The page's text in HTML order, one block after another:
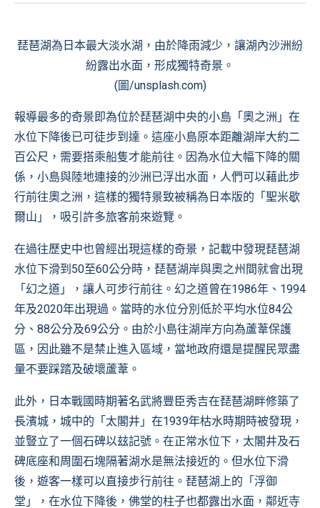
琵琶湖為日本最大淡水湖，由於降雨減少，讓湖內沙洲紛
紛露出水面，形成獨特奇景。
(圖/unsplash.com)
報導最多的奇景即為位於琵琶湖中央的小島「奧之洲」在
水位下降後已可徒步到達。這座小島原本距離湖岸大約二
百公尺，需要搭乘船隻才能前往。因為水位大幅下降的關
係，小島與陸地連接的沙洲已浮出水面，人們可以藉此步
行前往奧之洲，這樣的獨特景致被稱為日本版的「聖米歇
爾山」，吸引許多旅客前來遊覽。
在過往歷史中也曾經出現這樣的奇景，記載中發現琵琶湖
水位下滑到50至60公分時，琵琶湖岸與奧之州間就會出現
「幻之道」，讓人可步行前往。幻之道曾在1986年、1994
年及2020年出現過。當時的水位分別低於平均水位84公
分、88公分及69公分。由於小島往湖岸方向為蘆葦保護
區，因此雖不是禁止進入區域，當地政府還是提醒民眾盡
量不要踩踏及破壞蘆葦。
此外，日本戰國時期著名武將豐臣秀吉在琵琶湖畔修築了
長濱城，城中的「太閣井」在1939年枯水時期時被發現，
並豎立了一個石碑以玆記號。在正常水位下，太閣井及石
碑底座和周圍石塊隔著湖水是無法接近的。但水位下滑
後，遊客一樣可以直接步行前往。琵琶湖上的「浮御
堂」，在水位下降後，佛堂的柱子也都露出水面，鄰近寺